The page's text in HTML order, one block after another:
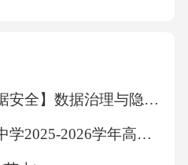
障碍定期测量体重、B
观察是否存在脱水或电
过24小时者需考虑鼻
【信息技术与数据安全】数据治理与隐私保护专项审计计划
河南省部分重点中学2025-2026学年高三下学期考前模拟演练生物试题(文字版含答案)